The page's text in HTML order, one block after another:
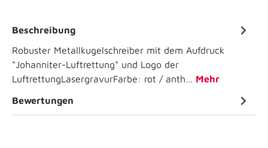
Beschreibung
Robuster Metallkugelschreiber mit dem Aufdruck
"Johanniter-Luftrettung" und Logo der
LuftrettungLasergravurFarbe: rot / anth… Mehr
Bewertungen